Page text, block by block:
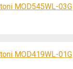
MOD545WL-03G
MOD419WL-01G